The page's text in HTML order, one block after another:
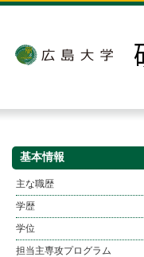
基本情報
主な職歴
学歴
学位
担当主専攻プログラム